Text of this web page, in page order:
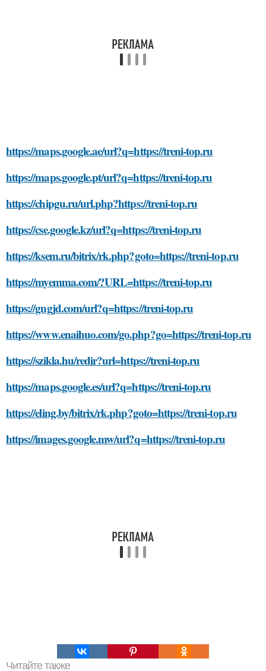
https://maps.google.ae/url?q=https://treni-top.ru
https://maps.google.pt/url?q=https://treni-top.ru
https://chipgu.ru/url.php?https://treni-top.ru
https://cse.google.kz/url?q=https://treni-top.ru
https://ksem.ru/bitrix/rk.php?goto=https://treni-top.ru
https://myemma.com/?URL=https://treni-top.ru
https://gngjd.com/url?q=https://treni-top.ru
https://www.enaihuo.com/go.php?go=https://treni-top.ru
https://szikla.hu/redir?url=https://treni-top.ru
https://maps.google.es/url?q=https://treni-top.ru
https://eling.by/bitrix/rk.php?goto=https://treni-top.ru
https://images.google.mw/url?q=https://treni-top.ru
Читайте также